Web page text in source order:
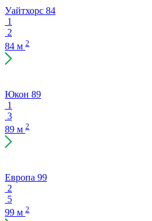
Уайтхорс 84
1
2
84 м 2
Юкон 89
1
3
89 м 2
Европа 99
2
5
99 м 2